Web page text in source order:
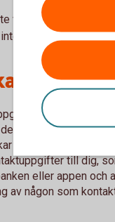
vara öppet för
under
på
om ditt kort till
koder som
vara. Kontakta alltid
till dig,
eller appen och
av någon som